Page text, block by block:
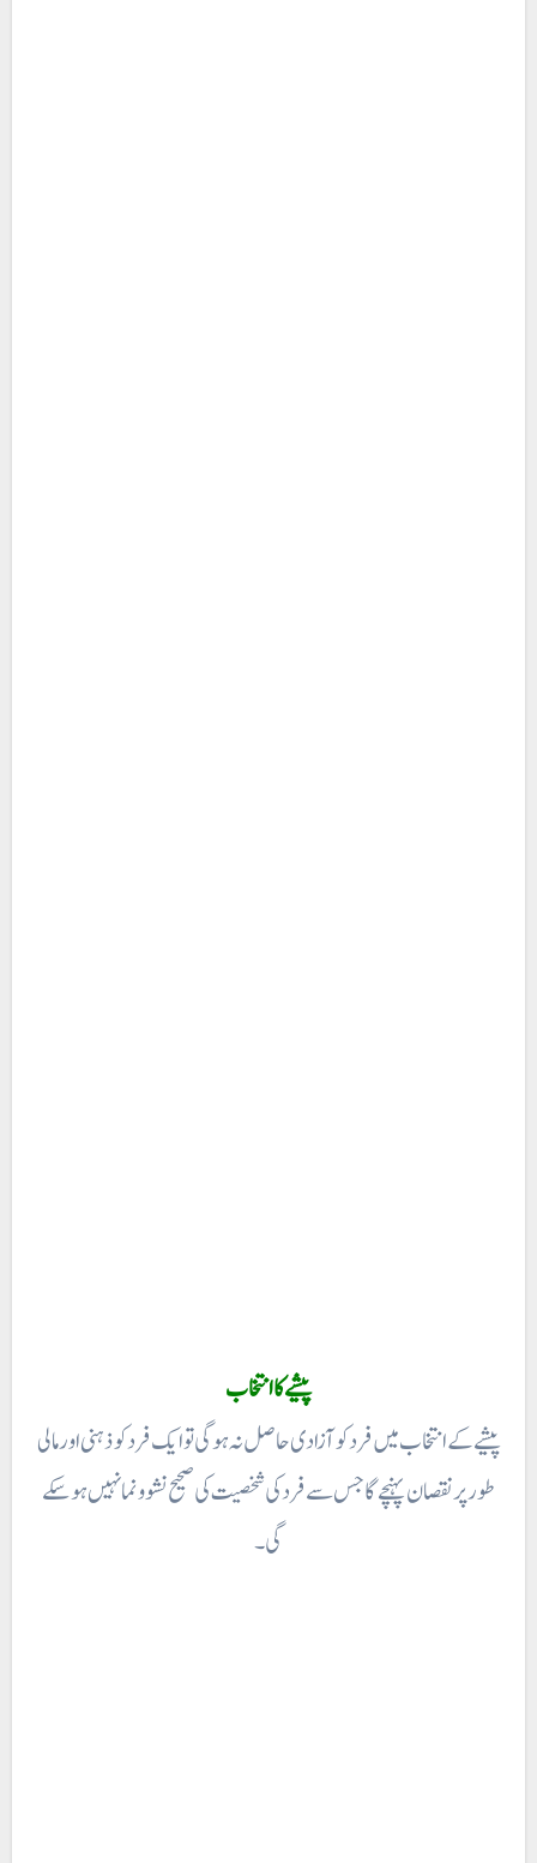
پیشے کا انتخاب
پیشے کے انتخاب میں فرد کو آزادی حاصل نہ ہوگی تو ایک فرد کو ذہنی اور مالی
طور پر نقصان پہنچے گا جس سے فرد کی شخصیت کی صحیح نشو و نما نہیں ہو سکے
گی ۔